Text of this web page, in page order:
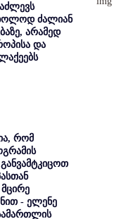
ძალიან
არამედ
და
რომ
- ელენე